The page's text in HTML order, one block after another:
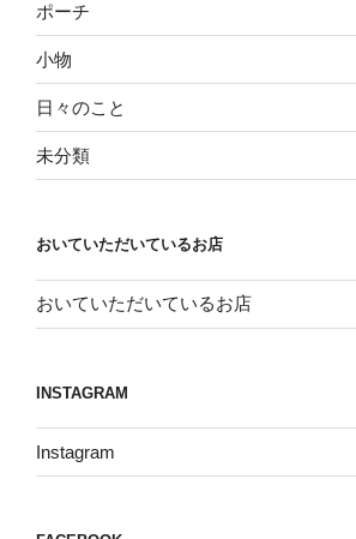
ポーチ
小物
日々のこと
未分類
おいていただいているお店
おいていただいているお店
INSTAGRAM
Instagram